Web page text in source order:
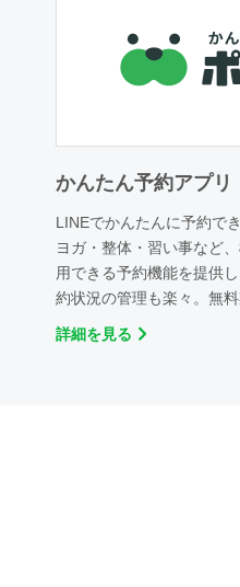
かんたん予約アプリ
LINEでかんたんに予約で
ヨガ・整体・習い事など
用できる予約機能を提供
約状況の管理も楽々。無
詳細を見る